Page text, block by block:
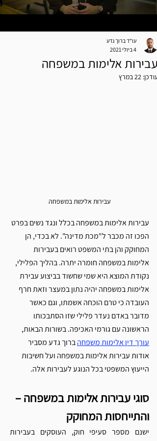
עבירות אלימות במשפחה
עו"ד ברוך גדע
4 ביולי 2021
עודכן: 22 במרץ
עבירות אלימות במשפחה
עבירות אלימות במשפחה בכלל ונגד נשים בפרט
הפכו זה מכבר ל"מכת מדינה". לא בכדי, הן
המחוקק והן בתי המשפט רואים בעבירות
אלימות במשפחה חומרה יתרה. בהליך הפלילי,
נקודת המוצא היא שמי שחשוד בביצוע עבירת
אלימות במשפחה יהיה נתון במעצר וזאת חרף
העובדה כי טרם הוכחה אשמתו, וגם כאשר
מדובר באדם נעדר פלילי שזו הסתבכותו
הראשונה עם גורמי האכיפה. בשורות הבאות,
עורך דין אלימות משפחה ברוך גדע מסביר
אודות עבירות אלימות במשפחה ועל חשיבות
הייעוץ המשפטי בכל הנוגע לעבירות אלה.
סוגי עבירות אלימות במשפחה –
והתייחסות המחוקק